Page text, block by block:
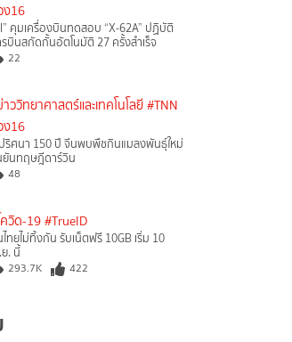
ง16
คุมเครื่องบินทดสอบ “X-62A” ปฏิบัติ
บินสกัดกั้นอัตโนมัติ 27 ครั้งสำเร็จ
22
ววิทยาศาสตร์และเทคโนโลยี #TNN
ง16
ปริศนา 150 ปี จีนพบพืชกินแมลงพันธุ์ใหม่
นทฤษฎีดาร์วิน
48
วิด-19 #TrueID
ทยไม่ทิ้งกัน รับเน็ตฟรี 10GB เริ่ม 10
ย. นี้
293.7K 422